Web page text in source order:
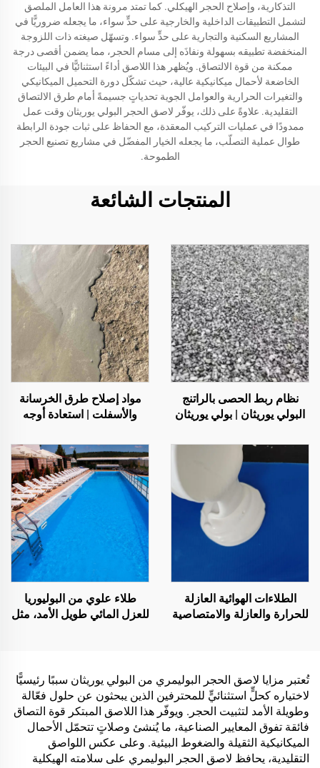
التذكارية، وإصلاح الحجر الهيكلي. كما تمتد مرونة هذا العامل الملصق
لتشمل التطبيقات الداخلية والخارجية على حدٍّ سواء، ما يجعله ضروريًّا في
المشاريع السكنية والتجارية على حدٍّ سواء. وتسهّل صيغته ذات اللزوجة
المنخفضة تطبيقه بسهولة ونفاذَه إلى مسام الحجر، مما يضمن أقصى درجة
ممكنة من قوة الالتصاق. ويُظهر هذا اللاصق أداءً استثنائيًّا في البيئات
الخاضعة لأحمال ميكانيكية عالية، حيث تشكّل دورة التحميل الميكانيكي
والتغيرات الحرارية والعوامل الجوية تحدياتٍ جسيمةً أمام طرق الالتصاق
التقليدية. علاوةً على ذلك، يوفّر لاصق الحجر البولي يوريثان وقت عمل
ممدودًا في عمليات التركيب المعقدة، مع الحفاظ على ثبات جودة الرابطة
طوال عملية التصلّب، ما يجعله الخيار المفضّل في مشاريع تصنيع الحجر
الطموحة.
المنتجات الشائعة
نظام ربط الحصى بالراتنج
البولي يوريثان | بولي يوريثان
والديكور
مواد إصلاح طرق الخرسانة
والأسفلت | استعادة أوجه
تجديدها
الطلاءات الهوائية العازلة
للحرارة والعازلة والامتصاصية
المشمسة، والجدران
الخارجية، والجدران الداخلية،
والجدران الفاصلة، وغرف
النوم، وقاعات الاجتماعات،
والفصل الدراسية، وقاعات
الكاريوكي (KTV)، والمرائب
طلاء علوي من البوليوريا
للعزل المائي طويل الأمد، مثل
تُعتبر مزايا لاصق الحجر البوليمري من البولي يوريثان سببًا رئيسيًّا
لاختياره كحلٍّ استثنائيٍّ للمحترفين الذين يبحثون عن حلول فعّالة
وطويلة الأمد لتثبيت الحجر. ويوفّر هذا اللاصق المبتكر قوة التصاق
فائقة تفوق المعايير الصناعية، ما يُنشئ وصلاتٍ تتحمّل الأحمال
الميكانيكية الثقيلة والضغوط البيئية. وعلى عكس اللواصق
التقليدية، يحافظ لاصق الحجر البوليمري على سلامته الهيكلية